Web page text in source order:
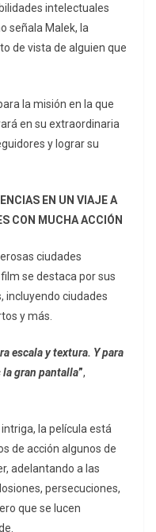
intelectuales
señala Malek, la
de vista de alguien que
la misión en la que
en su extraordinaria
y lograr su
EN UN VIAJE A
CON MUCHA ACCIÓN
ciudades
se destaca por sus
incluyendo ciudades
y más.
escala y textura. Y para
gran pantalla”,
la película está
de acción algunos de
adelantando a las
persecuciones,
que se lucen